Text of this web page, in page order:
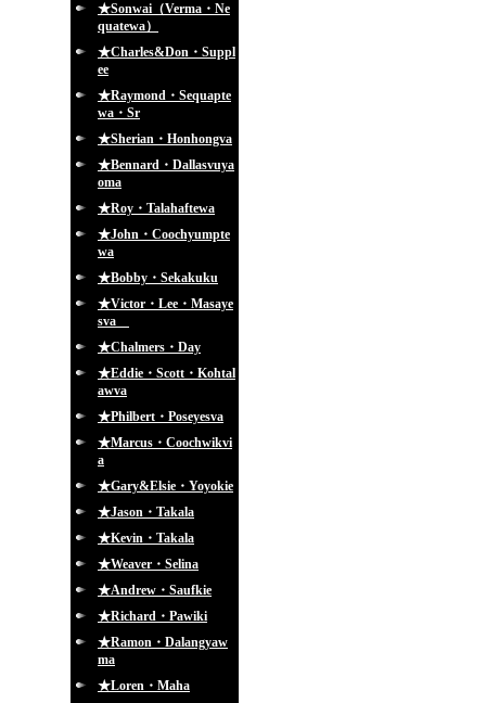
★Sonwai（Verma・Ne
quatewa）
★Charles&Don・Suppl
ee
★Raymond・Sequapte
wa・Sr
★Sherian・Honhongva
★Bennard・Dallasvuya
oma
★Roy・Talahaftewa
★John・Coochyumpte
wa
★Bobby・Sekakuku
★Victor・Lee・Masaye
sva
★Chalmers・Day
★Eddie・Scott・Kohtal
awva
★Philbert・Poseyesva
★Marcus・Coochwikvi
a
★Gary&Elsie・Yoyokie
★Jason・Takala
★Kevin・Takala
★Weaver・Selina
★Andrew・Saufkie
★Richard・Pawiki
★Ramon・Dalangyaw
ma
★Loren・Maha